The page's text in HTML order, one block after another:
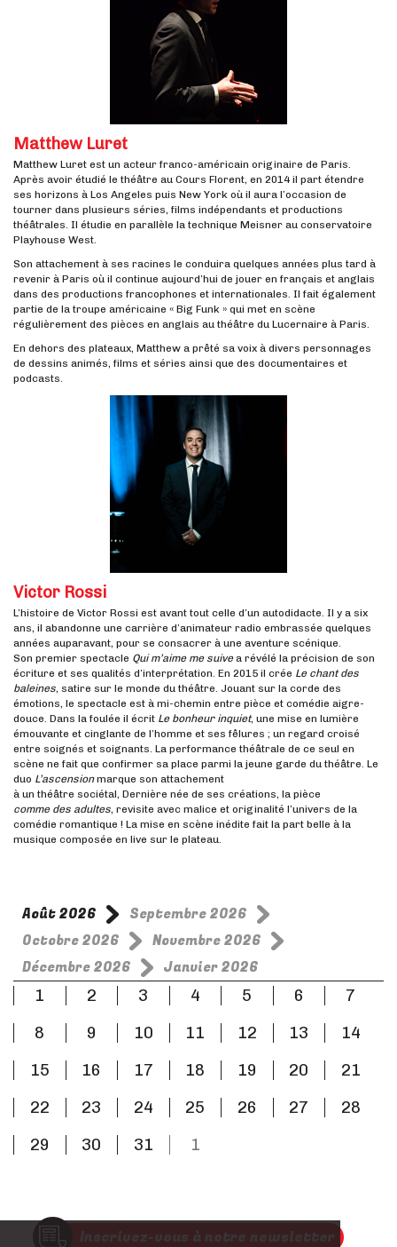
Matthew Luret
Matthew Luret est un acteur franco-américain originaire de Paris.
Après avoir étudié le théâtre au Cours Florent, en 2014 il part étendre
ses horizons à Los Angeles puis New York où il aura l’occasion de
tourner dans plusieurs séries, films indépendants et productions
théâtrales. Il étudie en parallèle la technique Meisner au conservatoire
Playhouse West.
Son attachement à ses racines le conduira quelques années plus tard à
revenir à Paris où il continue aujourd’hui de jouer en français et anglais
dans des productions francophones et internationales. Il fait également
partie de la troupe américaine « Big Funk » qui met en scène
régulièrement des pièces en anglais au théâtre du Lucernaire à Paris.
En dehors des plateaux, Matthew a prêté sa voix à divers personnages
de dessins animés, films et séries ainsi que des documentaires et
podcasts.
Victor Rossi
L’histoire de Victor Rossi est avant tout celle d’un autodidacte. Il y a six
ans, il abandonne une carrière d’animateur radio embrassée quelques
années auparavant, pour se consacrer à une aventure scénique.
Son premier spectacle Qui m’aime me suivea révélé la précision de son
écriture et ses qualités d’interprétation. En 2015 il crée Le chant des
baleines, satire sur le monde du théâtre. Jouant sur la corde des
émotions, le spectacle est à mi-chemin entre pièce et comédie aigre-
douce. Dans la foulée il écrit Le bonheur inquiet, une mise en lumière
émouvante et cinglante de l’homme et ses fêlures ; un regard croisé
entre soignés et soignants. La performance théâtrale de ce seul en
scène ne fait que confirmer sa place parmi la jeune garde du théâtre. Le
duo L’ascensionmarque son attachement
à un théâtre sociétal, Dernière née de ses créations, la pièce
comme des adultes, revisite avec malice et originalité l’univers de la
comédie romantique ! La mise en scène inédite fait la part belle à la
musique composée en live sur le plateau.
Août 2026
Septembre 2026
Octobre 2026
Novembre 2026
Décembre 2026
Janvier 2026
1
2 3 4 5 6
7
8
9 10 11 12 13
14
15
16 17 18 19 20
21
22
23 24 25 26 27
28
29
30 31 1